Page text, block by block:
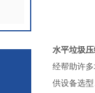
水平垃圾
经帮助许
供设